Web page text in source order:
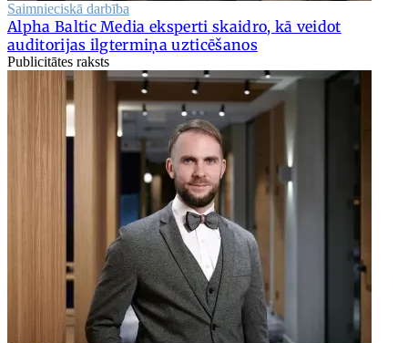
Saimnieciskā darbība
Alpha Baltic Media eksperti skaidro, kā veidot
auditorijas ilgtermiņa uzticēšanos
Publicitātes raksts